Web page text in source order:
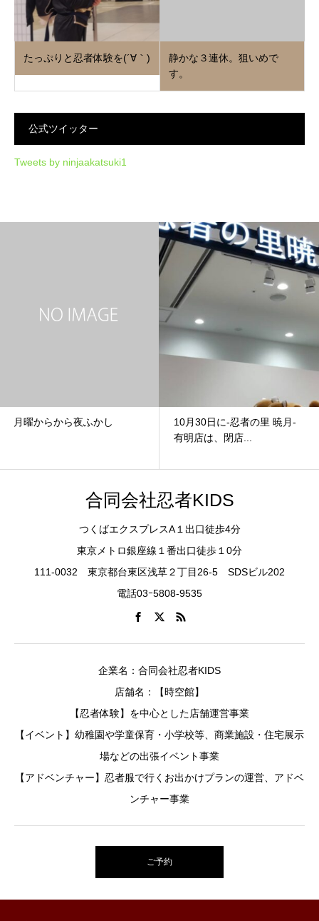
たっぷりと忍者体験を(´∀｀)
静かな３連休。狙いめで
す。
公式ツイッター
Tweets by ninjaakatsuki1
10月30日に‐忍者の里 暁月‐
忍者修行合宿INあかぎ山
合同会社忍者KIDS
つくばエクスプレスA１出口徒歩4分
東京メトロ銀座線１番出口徒歩１0分
111-0032 東京都台東区浅草２丁目26-5 SDSビル202
電話03ｰ5808-9535
企業名：合同会社忍者KIDS
店舗名：【時空館】
【忍者体験】を中心とした店舗運営事業
【イベント】幼稚園や学童保育・小学校等、商業施設・住宅展示
場などの出張イベント事業
【アドベンチャー】忍者服で行くお出かけプランの運営、アドベ
ンチャー事業
ご予約